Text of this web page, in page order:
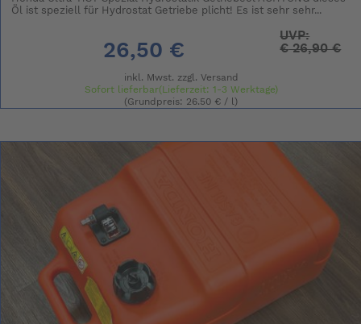
Öl ist speziell für Hydrostat Getriebe plicht! Es ist sehr sehr...
26,50 €
UVP:
€26,90 €
inkl. Mwst. zzgl. Versand
Sofort lieferbar(Lieferzeit: 1-3 Werktage)
(Grundpreis: 26.50 € / l)